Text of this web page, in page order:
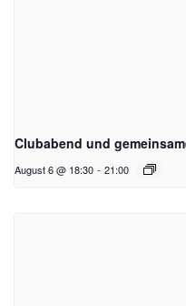
Clubabend und
August 6 @ 18:30 - 21:00